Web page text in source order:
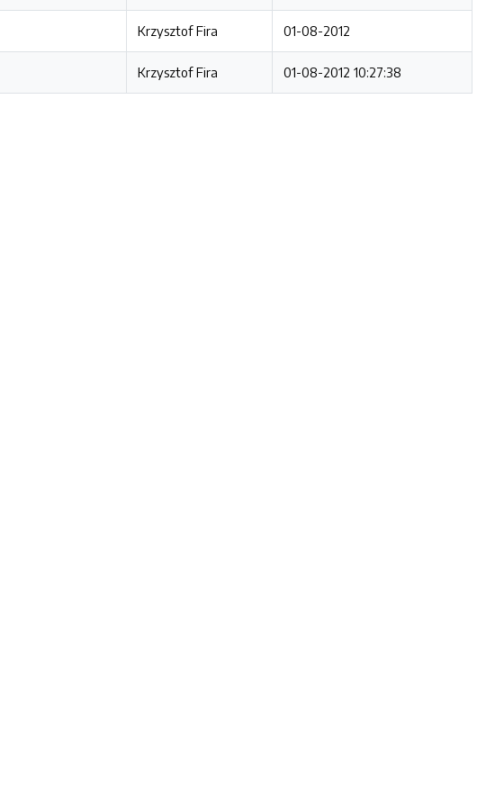
Krzysztof Fira 01-08-2012
Krzysztof Fira 01-08-2012 10:27:38